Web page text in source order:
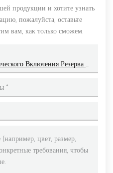
продукции и хотите узнать
пожалуйста, оставьте
вам, как только сможем.
Q21 Оборудование Автоматического Включения Резерва В Шкафу Управления